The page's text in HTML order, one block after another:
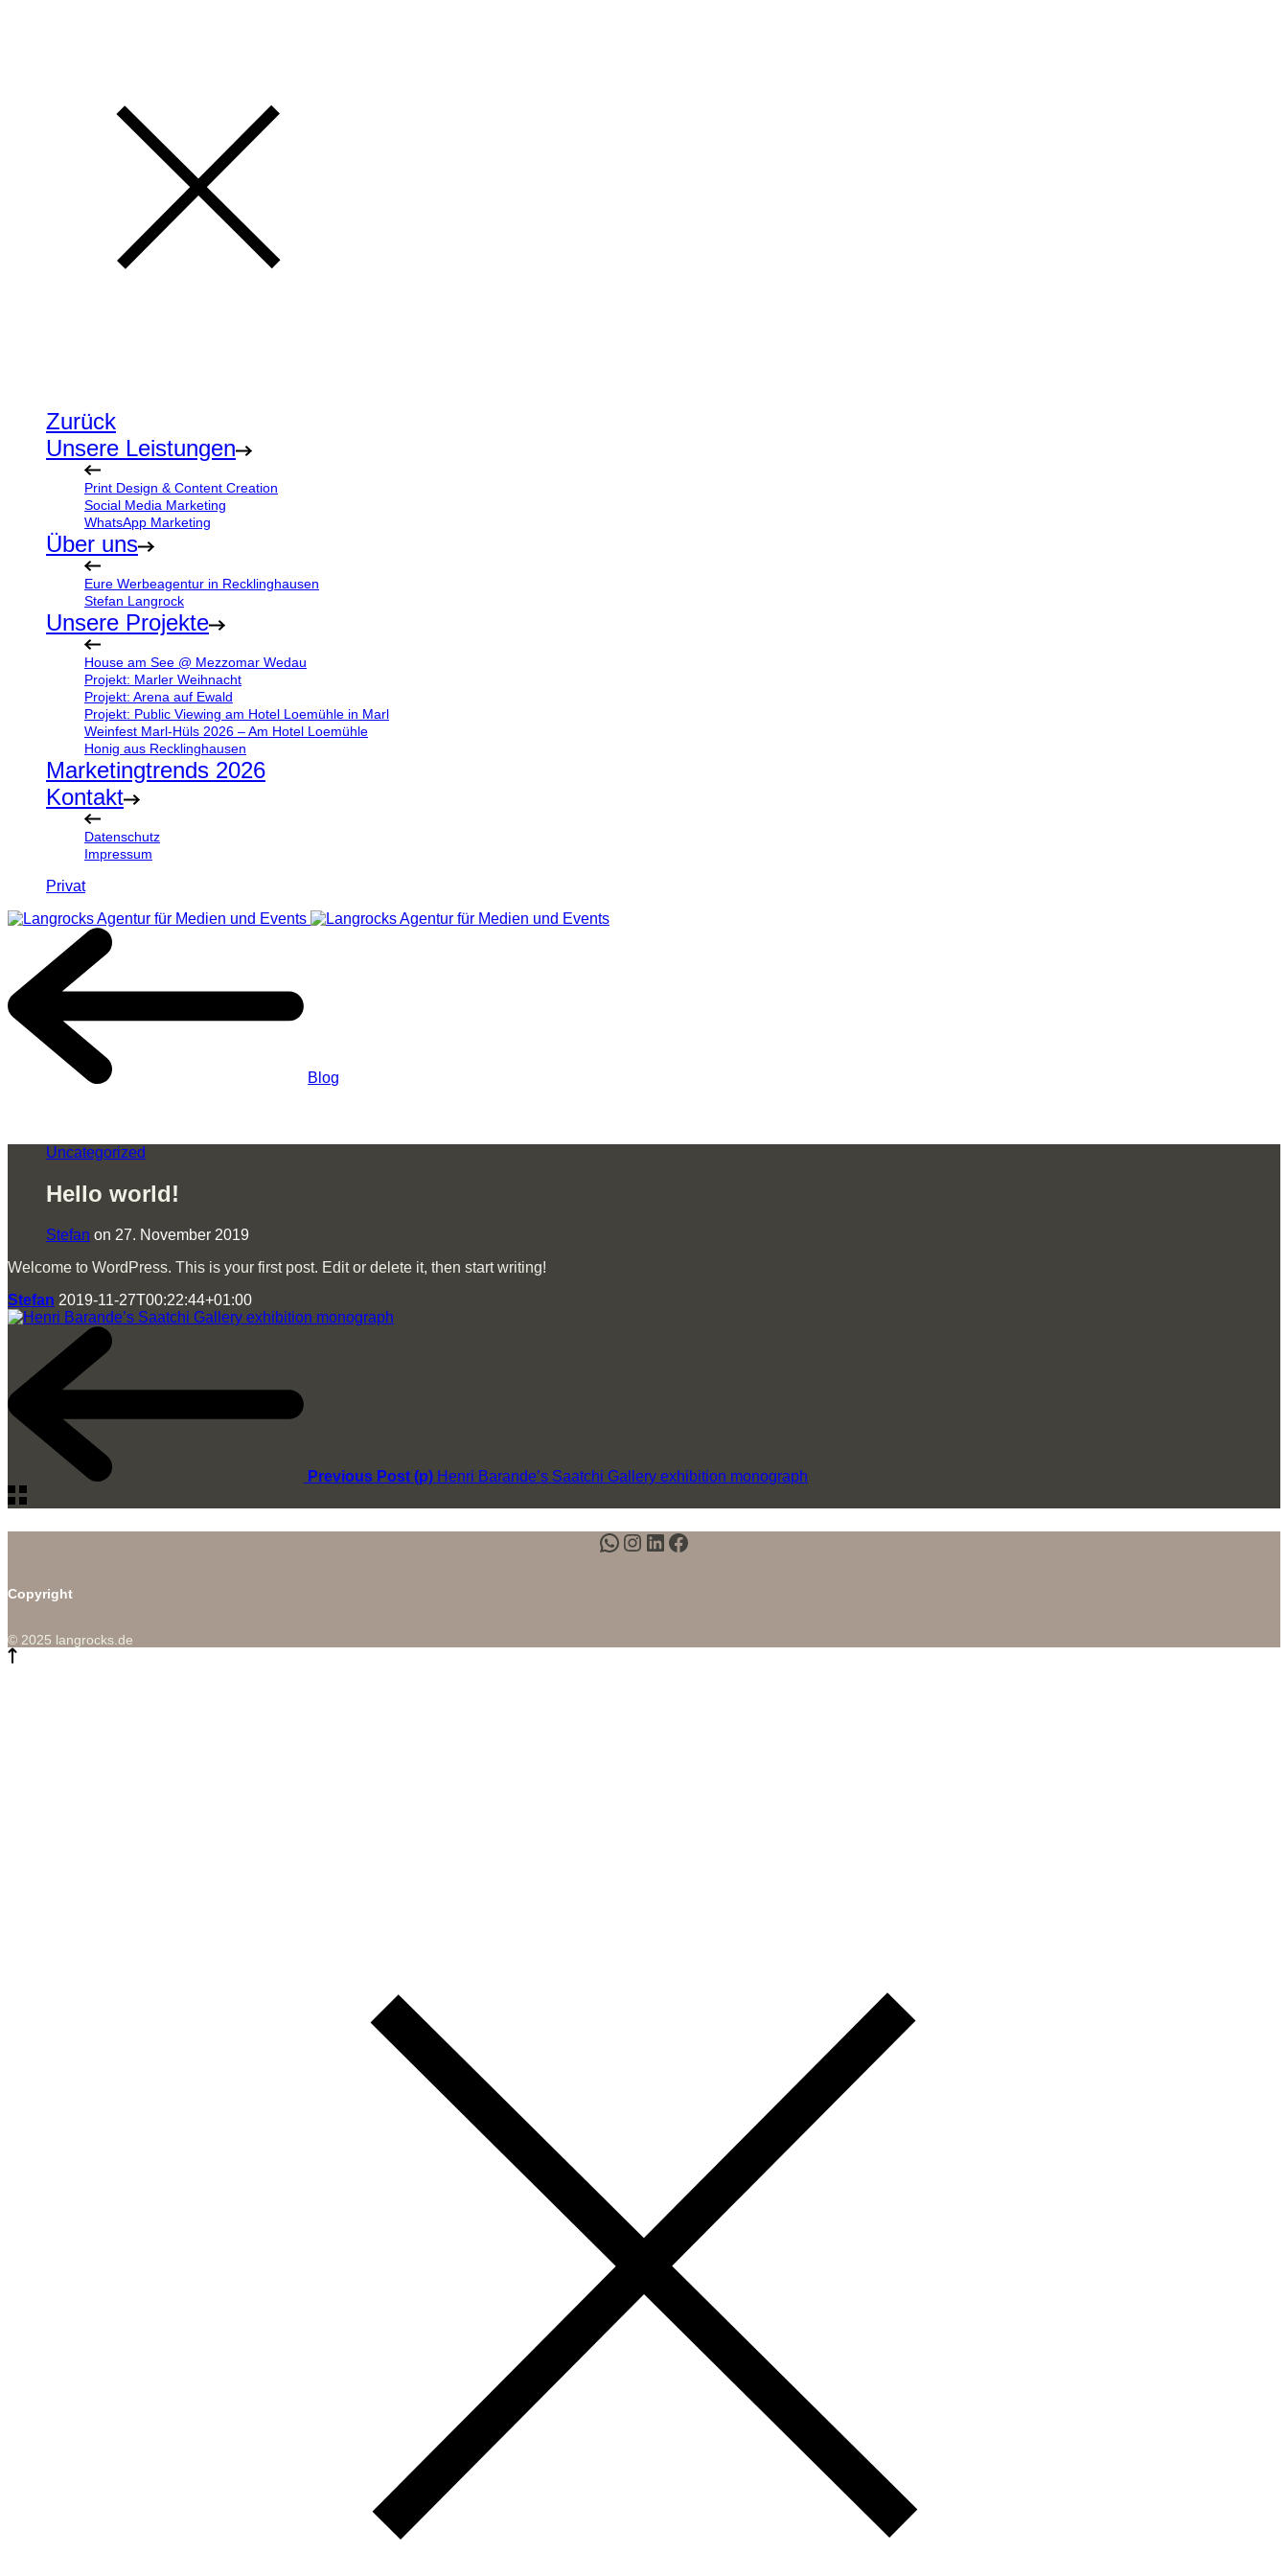
Zurück
Unsere Leistungen
Print Design & Content Creation
Social Media Marketing
WhatsApp Marketing
Über uns
Eure Werbeagentur in Recklinghausen
Stefan Langrock
Unsere Projekte
House am See @ Mezzomar Wedau
Projekt: Marler Weihnacht
Projekt: Arena auf Ewald
Projekt: Public Viewing am Hotel Loemühle in Marl
Weinfest Marl-Hüls 2026 – Am Hotel Loemühle
Honig aus Recklinghausen
Marketingtrends 2026
Kontakt
Datenschutz
Impressum
Privat
Blog
Uncategorized
Hello world!
Stefan on 27. November 2019
Welcome to WordPress. This is your first post. Edit or delete it, then start writing!
Stefan 2019-11-27T00:22:44+01:00
Previous Post (p) Henri Barande’s Saatchi Gallery exhibition monograph
WhatsApp
Instagram
LinkedIn
Facebook
Copyright
© 2025 langrocks.de